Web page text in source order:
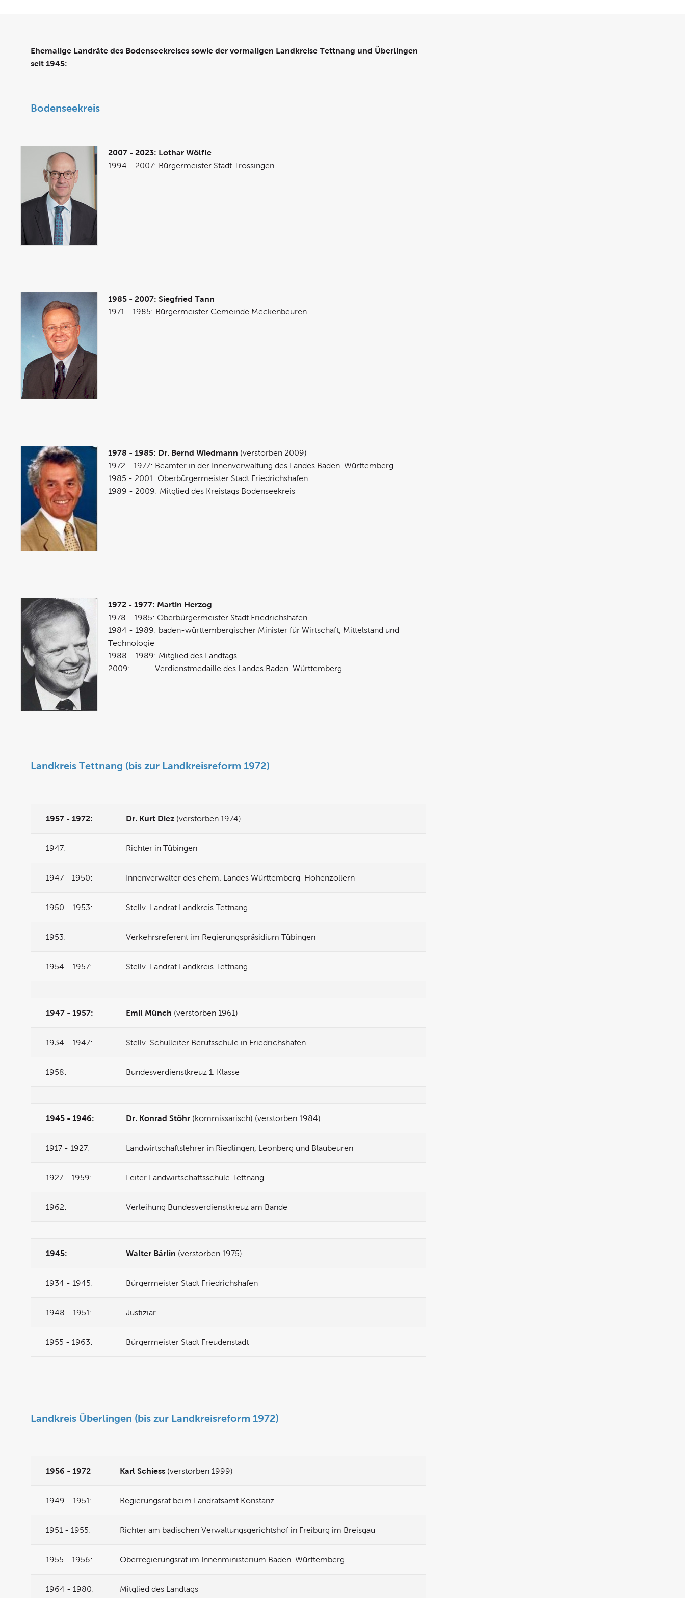
Ehemalige Landräte des Bodenseekreises sowie der vormaligen Landkreise Tettnang und Überlingen
seit 1945:
Bodenseekreis
2007 - 2023: Lothar Wölfle
1994 - 2007: Bürgermeister Stadt Trossingen
1985 - 2007: Siegfried Tann
1971 - 1985: Bürgermeister Gemeinde Meckenbeuren
1978 - 1985: Dr. Bernd Wiedmann (verstorben 2009)
1972 - 1977: Beamter in der Innenverwaltung des Landes Baden-Württemberg
1985 - 2001: Oberbürgermeister Stadt Friedrichshafen
1989 - 2009: Mitglied des Kreistags Bodenseekreis
1972 - 1977: Martin Herzog
1978 - 1985: Oberbürgermeister Stadt Friedrichshafen
1984 - 1989: baden-württembergischer Minister für Wirtschaft, Mittelstand und
Technologie
1988 - 1989: Mitglied des Landtags
2009: Verdienstmedaille des Landes Baden-Württemberg
Landkreis Tettnang (bis zur Landkreisreform 1972)
1957 - 1972: Dr. Kurt Diez (verstorben 1974)
1947: Richter in Tübingen
1947 - 1950: Innenverwalter des ehem. Landes Württemberg-Hohenzollern
1950 - 1953: Stellv. Landrat Landkreis Tettnang
1953: Verkehrsreferent im Regierungspräsidium Tübingen
1954 - 1957: Stellv. Landrat Landkreis Tettnang
1947 - 1957: Emil Münch (verstorben 1961)
1934 - 1947: Stellv. Schulleiter Berufsschule in Friedrichshafen
1958: Bundesverdienstkreuz 1. Klasse
1945 - 1946: Dr. Konrad Stöhr (kommissarisch) (verstorben 1984)
1917 - 1927: Landwirtschaftslehrer in Riedlingen, Leonberg und Blaubeuren
1927 - 1959: Leiter Landwirtschaftsschule Tettnang
1962: Verleihung Bundesverdienstkreuz am Bande
1945: Walter Bärlin (verstorben 1975)
1934 - 1945: Bürgermeister Stadt Friedrichshafen
1948 - 1951: Justiziar
1955 - 1963: Bürgermeister Stadt Freudenstadt
Landkreis Überlingen (bis zur Landkreisreform 1972)
1956 - 1972 Karl Schiess (verstorben 1999)
1949 - 1951: Regierungsrat beim Landratsamt Konstanz
1951 - 1955: Richter am badischen Verwaltungsgerichtshof in Freiburg im Breisgau
1955 - 1956: Oberregierungsrat im Innenministerium Baden-Württemberg
1964 - 1980: Mitglied des Landtags